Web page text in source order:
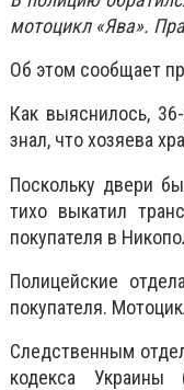
мотоцикл «Ява».
Об этом сообщает
Как выяснилось,
знал, что хозяева
Поскольку двери
тихо выкатил
покупателя в
Полицейские
покупателя.
Следственным
кодекса Украины